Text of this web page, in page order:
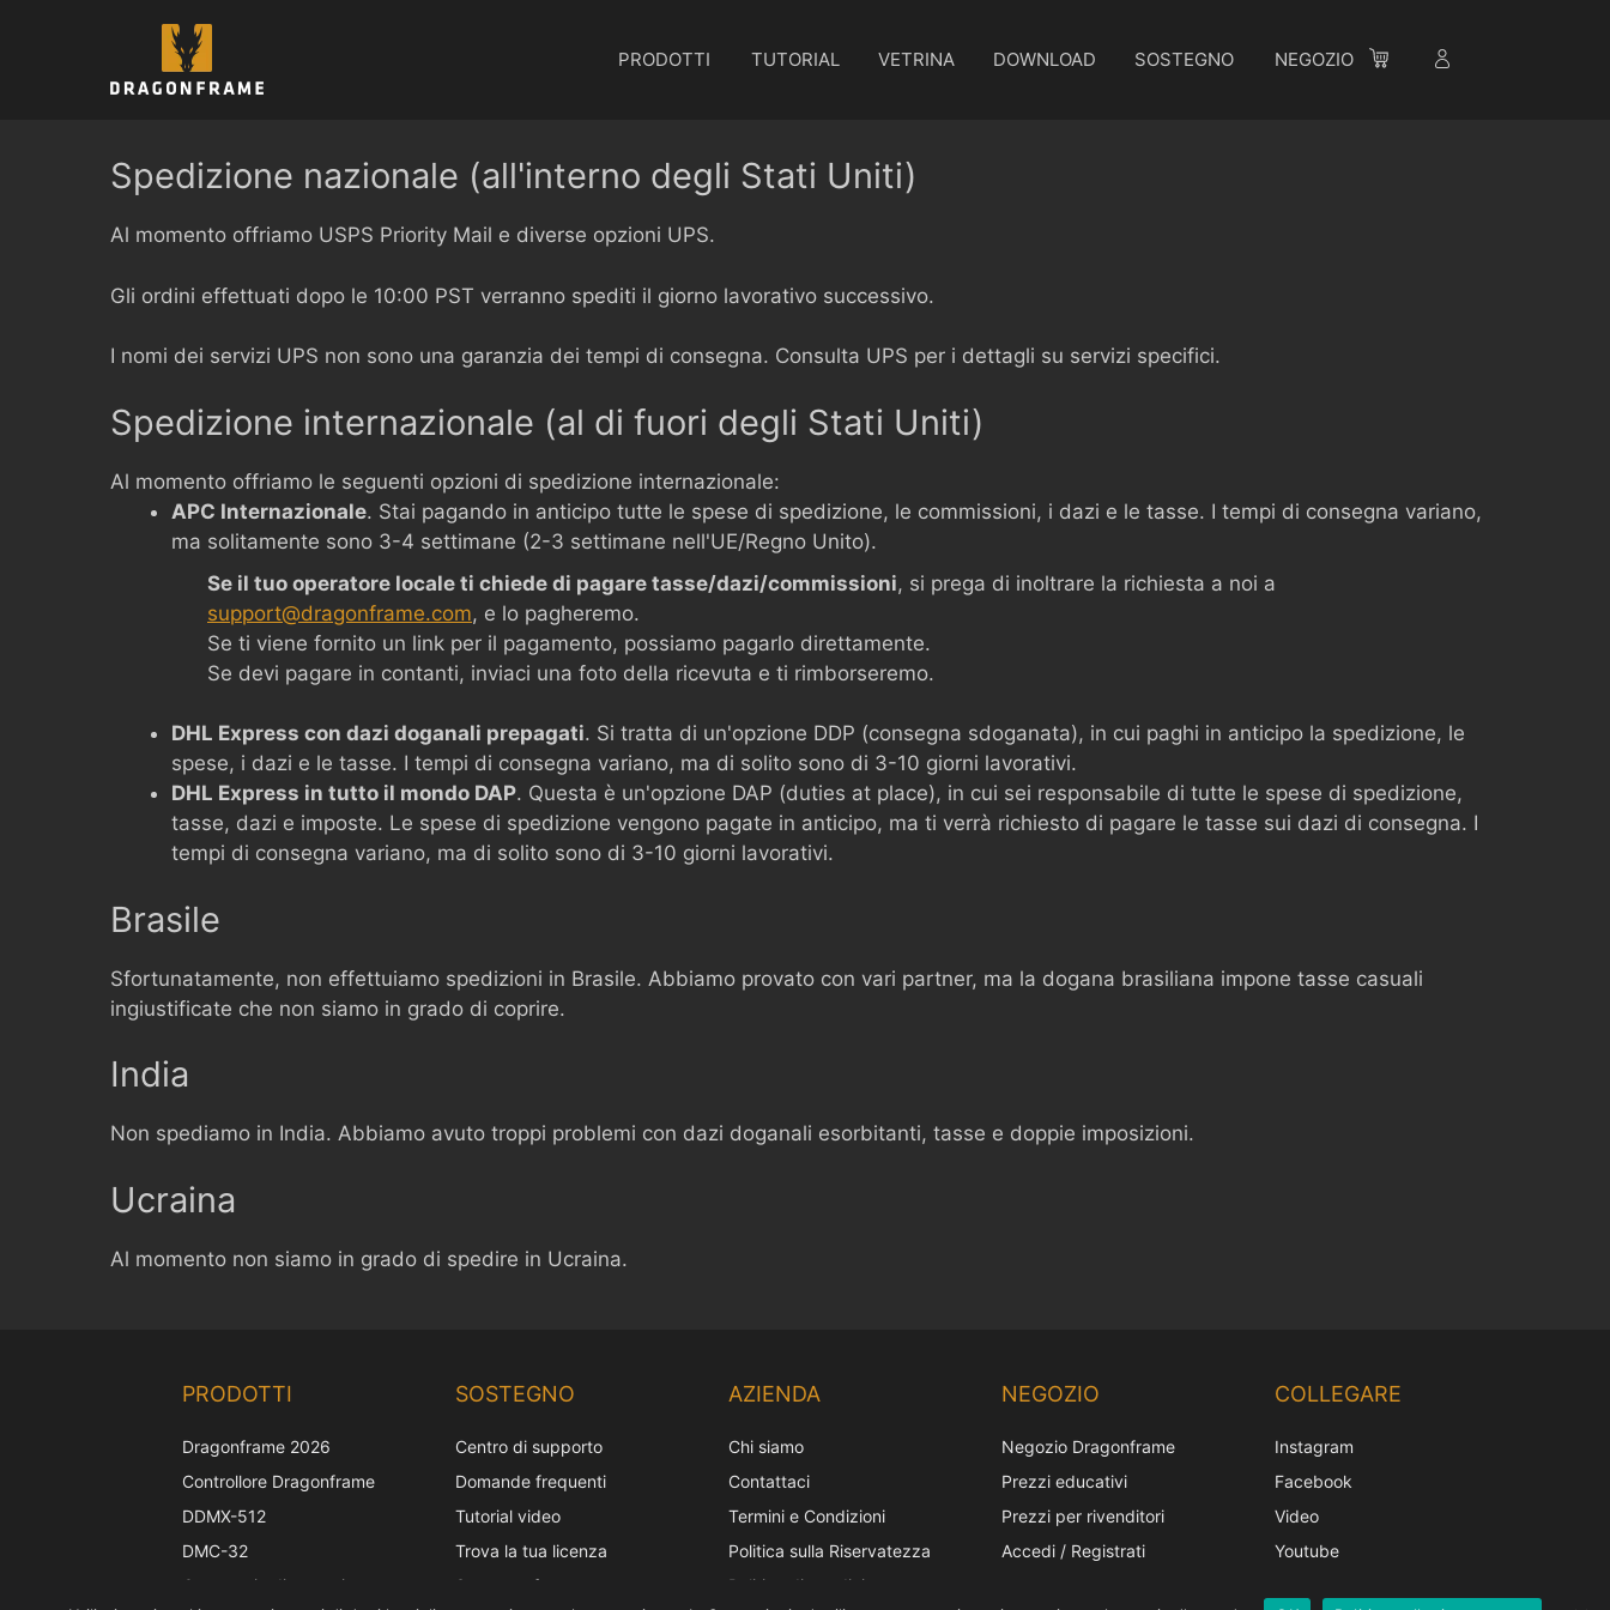
PRODOTTI TUTORIAL VETRINA DOWNLOAD SOSTEGNO NEGOZIO
Spedizione nazionale (all'interno degli Stati Uniti)
Al momento offriamo USPS Priority Mail e diverse opzioni UPS.
Gli ordini effettuati dopo le 10:00 PST verranno spediti il giorno lavorativo successivo.
I nomi dei servizi UPS non sono una garanzia dei tempi di consegna. Consulta UPS per i dettagli su servizi specifici.
Spedizione internazionale (al di fuori degli Stati Uniti)
Al momento offriamo le seguenti opzioni di spedizione internazionale:
APC Internazionale. Stai pagando in anticipo tutte le spese di spedizione, le commissioni, i dazi e le tasse. I tempi di consegna variano,
ma solitamente sono 3-4 settimane (2-3 settimane nell'UE/Regno Unito).
Se il tuo operatore locale ti chiede di pagare tasse/dazi/commissioni, si prega di inoltrare la richiesta a noi a
support@dragonframe.com, e lo pagheremo.
Se ti viene fornito un link per il pagamento, possiamo pagarlo direttamente.
Se devi pagare in contanti, inviaci una foto della ricevuta e ti rimborseremo.
DHL Express con dazi doganali prepagati. Si tratta di un'opzione DDP (consegna sdoganata), in cui paghi in anticipo la spedizione, le
spese, i dazi e le tasse. I tempi di consegna variano, ma di solito sono di 3-10 giorni lavorativi.
DHL Express in tutto il mondo DAP. Questa è un'opzione DAP (duties at place), in cui sei responsabile di tutte le spese di spedizione,
tasse, dazi e imposte. Le spese di spedizione vengono pagate in anticipo, ma ti verrà richiesto di pagare le tasse sui dazi di consegna. I
tempi di consegna variano, ma di solito sono di 3-10 giorni lavorativi.
Brasile
Sfortunatamente, non effettuiamo spedizioni in Brasile. Abbiamo provato con vari partner, ma la dogana brasiliana impone tasse casuali
ingiustificate che non siamo in grado di coprire.
India
Non spediamo in India. Abbiamo avuto troppi problemi con dazi doganali esorbitanti, tasse e doppie imposizioni.
Ucraina
Al momento non siamo in grado di spedire in Ucraina.
PRODOTTI
Dragonframe 2026
Controllore Dragonframe
DDMX-512
DMC-32
Cappuccio di correzione
SOSTEGNO
Centro di supporto
Domande frequenti
Tutorial video
Trova la tua licenza
Supporto fotocamera
AZIENDA
Chi siamo
Contattaci
Termini e Condizioni
Politica sulla Riservatezza
Politica di spedizione
NEGOZIO
Negozio Dragonframe
Prezzi educativi
Prezzi per rivenditori
Accedi / Registrati
COLLEGARE
Instagram
Facebook
Video
Youtube
Korean